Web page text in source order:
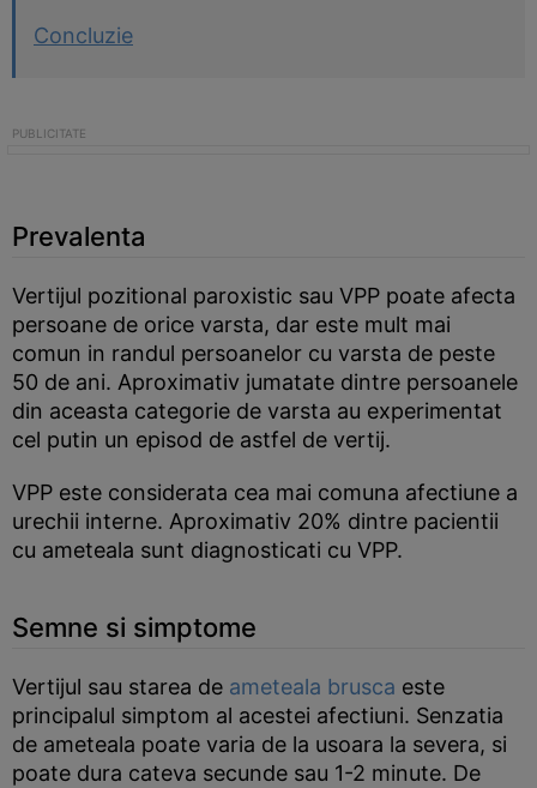
Concluzie
Prevalenta
Vertijul pozitional paroxistic sau VPP poate afecta
persoane de orice varsta, dar este mult mai
comun in randul persoanelor cu varsta de peste
50 de ani. Aproximativ jumatate dintre persoanele
din aceasta categorie de varsta au experimentat
cel putin un episod de astfel de vertij.
VPP este considerata cea mai comuna afectiune a
urechii interne. Aproximativ 20% dintre pacientii
cu ameteala sunt diagnosticati cu VPP.
Semne si simptome
Vertijul sau starea de ameteala brusca este
principalul simptom al acestei afectiuni. Senzatia
de ameteala poate varia de la usoara la severa, si
poate dura cateva secunde sau 1-2 minute. De